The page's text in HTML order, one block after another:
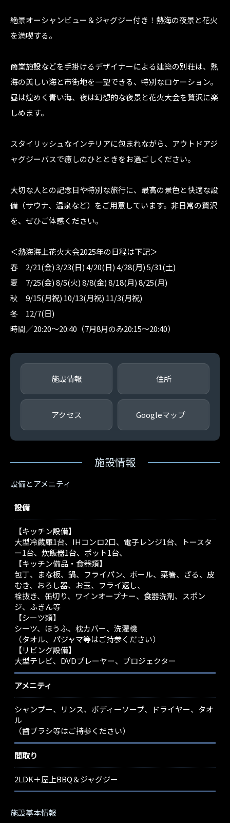
絶景オーシャンビュー＆ジャグジー付き！熱海の夜景と花火
を満喫する。
商業施設などを手掛けるデザイナーによる建築の別荘は、熱
海の美しい海と市街地を一望できる、特別なロケーション。
昼は煌めく青い海、夜は幻想的な夜景と花火大会を贅沢に楽
しめます。
スタイリッシュなインテリアに包まれながら、アウトドアジ
ャグジーバスで癒しのひとときをお過ごしください。
大切な人との記念日や特別な旅行に、最高の景色と快適な設
備（サウナ、温泉など）をご用意しています。非日常の贅沢
を、ぜひご体感ください。
＜熱海海上花火大会2025年の日程は下記＞
春 2/21(金) 3/23(日) 4/20(日) 4/28(月) 5/31(土)
夏 7/25(金) 8/5(火) 8/8(金) 8/18(月) 8/25(月)
秋 9/15(月祝) 10/13(月祝) 11/3(月祝)
冬 12/7(日)
時間／20:20～20:40（7月8月のみ20:15～20:40）
施設情報 住所
アクセス Googleマップ
施設情報
設備とアメニティ
設備
【キッチン設備】
大型冷蔵庫1台、IHコンロ2口、電子レンジ1台、トースタ
ー1台、炊飯器1台、ポット1台、
【キッチン備品・食器類】
包丁、まな板、鍋、フライパン、ボール、菜箸、ざる、皮
むき、おろし器、お玉、フライ返し、
栓抜き、缶切り、ワインオープナー、食器洗剤、スポン
ジ、ふきん等
【シーツ類】
シーツ、ほうふ、枕カバー、洗濯機
（タオル、パジャマ等はご持参ください）
【リビング設備】
大型テレビ、DVDプレーヤー、プロジェクター
アメニティ
シャンプー、リンス、ボディーソープ、ドライヤー、タオ
ル
（歯ブラシ等はご持参ください）
間取り
2LDK＋屋上BBQ＆ジャグジー
施設基本情報